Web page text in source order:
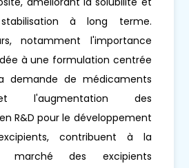
à long terme.
notamment l'importance
à une formulation centrée
demande de médicaments
l'augmentation des
R&D pour le développement
contribuent à la
marché des excipients